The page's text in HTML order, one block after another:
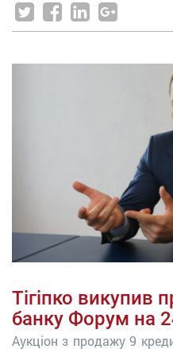
Тігіпко викупив
банку Форум на
Аукціон з продажу 9